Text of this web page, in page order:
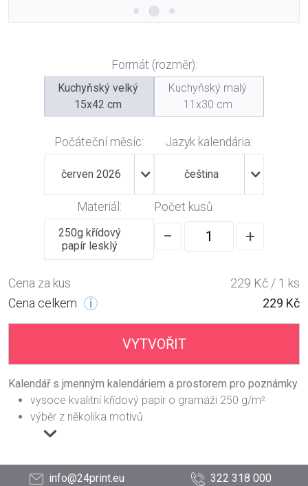
Formát (rozměr):
Kuchyňský velký
15x42 cm
Kuchyňský malý
11x30 cm
Počáteční měsíc:
červen 2026
Jazyk kalendária:
čeština
Materiál:
250g křídový
papír lesklý
Počet kusů:
− +
Cena za kus
229 Kč / 1 ks
Cena celkem
229 Kč
VYTVOŘIT
Kalendář s jmenným kalendáriem a prostorem pro poznámky
vysoce kvalitní křídový papír o gramáži 250 g/m²
výběr z několika motivů
info@24print.eu 322 318 000